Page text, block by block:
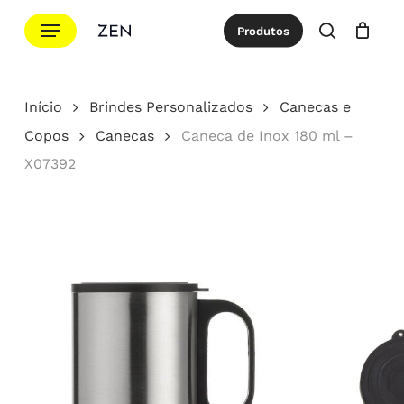
para
principal
Menu Produtos
procurar
Cotação Close
Início Brindes Personalizados
Canecas e
Copos
Canecas
Caneca de Inox 180 ml –
X07392